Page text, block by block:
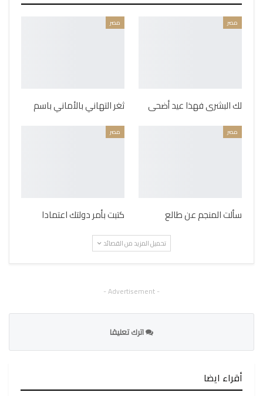
مصر
لك البشرى فهذا عيد أضحى
مصر
ثغر التهاني بالأماني باسم
مصر
سألت المنجم عن طالع
مصر
كتبت بأمر دولتك اعتمادا
تحميل المزيد من القصائد
- Advertisement -
اترك تعليقا
أقراء ايضا